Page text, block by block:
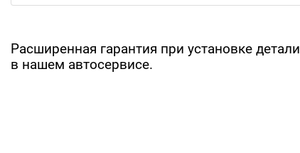
Расширенная гарантия при установке детали
в нашем автосервисе.